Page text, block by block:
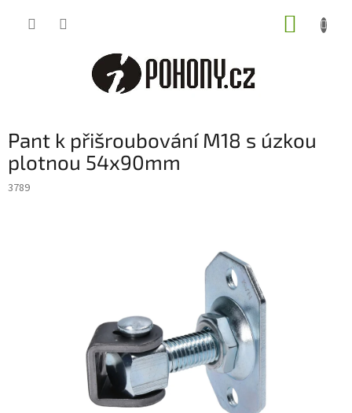
Pant k přišroubování M18 s úzkou
plotnou 54x90mm
3789